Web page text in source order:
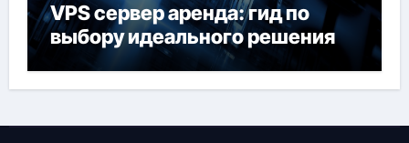
VPS сервер аренда: гид по
выбору идеального решения